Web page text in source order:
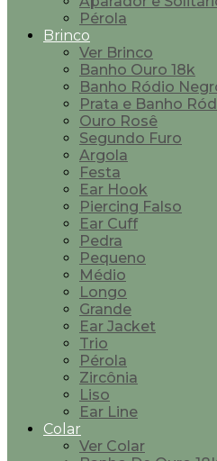
Pérola
Brinco
Ver Brinco
Banho Ouro 18k
Banho Ródio
Prata e Banho
Ouro Rosê
Segundo Furo
Argola
Festa
Ear Hook
Piercing Falso
Ear Cuff
Pedra
Pequeno
Médio
Longo
Grande
Ear Jacket
Trio
Pérola
Zircônia
Liso
Ear Line
Colar
Ver Colar